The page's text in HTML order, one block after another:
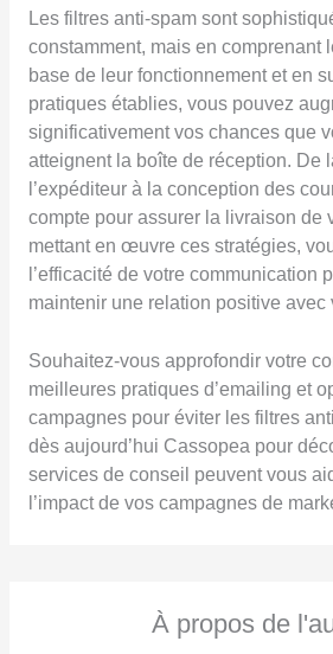
Les filtres anti-spam sont
constamment, mais en comprenant
base de leur fonctionnement et en
pratiques établies, vous pouvez
significativement vos chances que
atteignent la boîte de réception. De
l’expéditeur à la conception des
compte pour assurer la livraison de
mettant en œuvre ces stratégies,
l’efficacité de votre communication
maintenir une relation positive avec
Souhaitez-vous approfondir votre
meilleures pratiques d’emailing et
campagnes pour éviter les filtres
dès aujourd’hui Cassopea pour
services de conseil peuvent vous
l’impact de vos campagnes de
À propos de